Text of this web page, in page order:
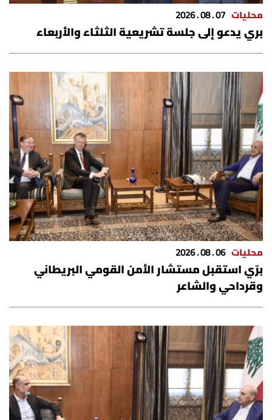
الرياضة
منوّعات
حظّك اليوم
للتاريخ
فيديو
من نحن
للتواصل معنا
شروط الاستخدام
شروط الإشتراك
محليات 07 . 08 . 2026
بري يدعو إلى جلسة تشريعية الثلثاء والأربعاء
محليات 06 . 08 . 2026
برّي استقبل مستشار الأمن القومي البريطاني
وقرداحي والشاعر